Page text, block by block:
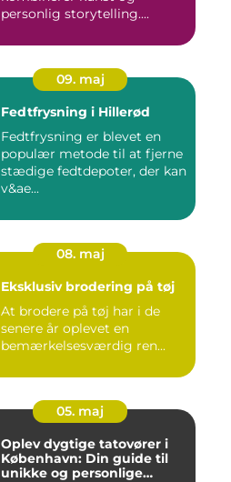
personlig storytelling....
09. maj
Fedtfrysning i Hillerød
Fedtfrysning er blevet en
populær metode til at fjerne
stædige fedtdepoter, der kan
v&ae...
08. maj
Eksklusiv brodering på tøj
At brodere på tøj har i de
senere år oplevet en
bemærkelsesværdig ren...
05. maj
Oplev dygtige tatovører i
København: Din guide til
unikke og personlige